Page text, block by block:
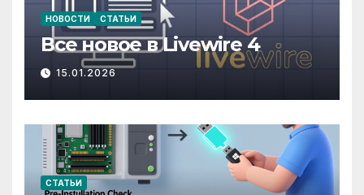
НОВОСТИ СТАТЬИ
Все новое в Livewire 4
15.01.2026
СТАТЬИ